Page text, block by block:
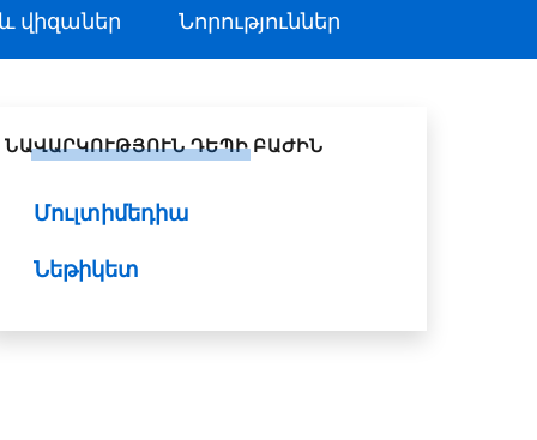
վիզաներ Նորություններ
ՆԱՎԱՐԿՈՒԹՅՈՒՆ ԴԵՊԻ ԲԱԺԻՆ
Մուլտիմեդիա
Նեթիկետ